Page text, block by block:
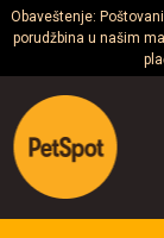
Obaveštenje:
porudžbina u našim
Psi
Mačke
Glodari